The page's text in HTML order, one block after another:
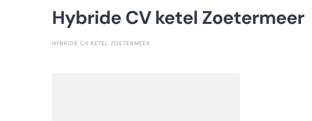
Hybride CV ketel Zoetermeer
HYBRIDE CV KETEL ZOETERMEER